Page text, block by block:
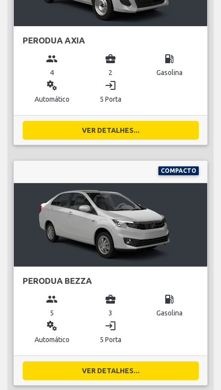
PERODUA AXIA
group
4
business_center
2
local_gas_station
Gasolina
miscellaneous_services
Automático
login
5 Porta
VER DETALHES...
COMPACTO
PERODUA BEZZA
group
5
business_center
3
local_gas_station
Gasolina
miscellaneous_services
Automático
login
5 Porta
VER DETALHES...